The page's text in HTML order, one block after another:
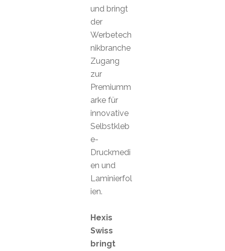
und bringt
der
Werbetech
nikbranche
Zugang
zur
Premiumm
arke für
innovative
Selbstkleb
e-
Druckmedi
en und
Laminierfol
ien.
Hexis
Swiss
bringt